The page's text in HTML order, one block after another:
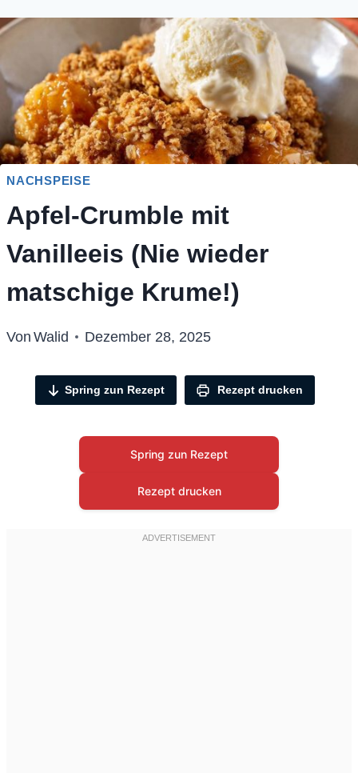
NACHSPEISE
Apfel-Crumble mit
Vanilleeis (Nie wieder
matschige Krume!)
Von Walid Dezember 28, 2025
Spring zun Rezept Rezept drucken
Spring zun Rezept
Rezept drucken